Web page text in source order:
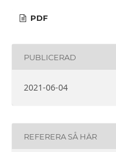
PDF
PUBLICERAD
2021-06-04
REFERERA SÅ HÄR